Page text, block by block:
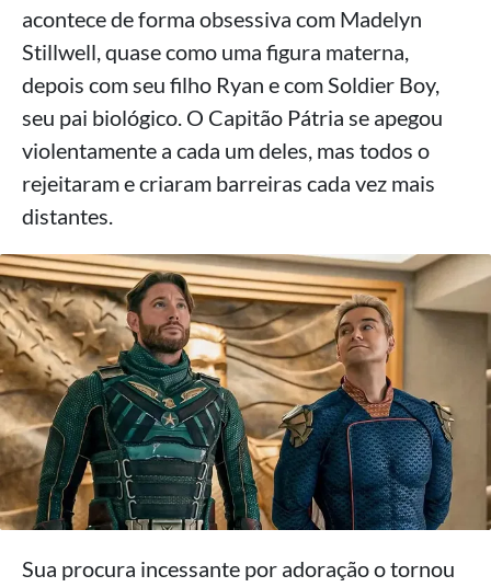
acontece de forma obsessiva com Madelyn
Stillwell, quase como uma figura materna,
depois com seu filho Ryan e com Soldier Boy,
seu pai biológico. O Capitão Pátria se apegou
violentamente a cada um deles, mas todos o
rejeitaram e criaram barreiras cada vez mais
distantes.
Sua procura incessante por adoração o tornou